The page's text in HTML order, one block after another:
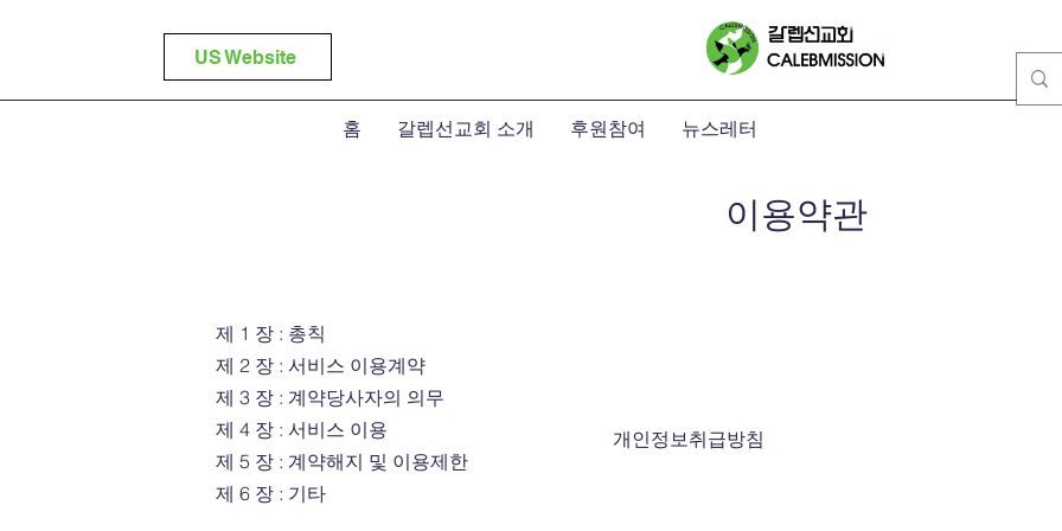
US Website
홈 갈렙선교회 소개 후원참여 뉴스레터
이용약관
제 1 장 : 총칙
제 2 장 : 서비스 이용계약
제 3 장 : 계약당사자의 의무
제 4 장 : 서비스 이용
제 5 장 : 계약해지 및 이용제한
제 6 장 : 기타
개인정보취급방침